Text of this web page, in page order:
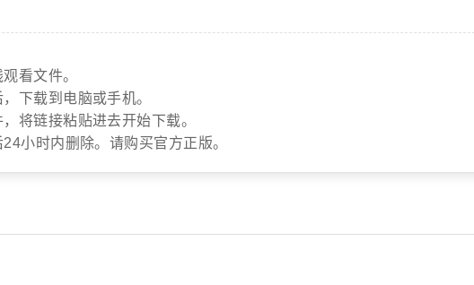
看文件。
下载到电脑或手机。
将链接粘贴进去开始下载。
小时内删除。请购买官方正版。